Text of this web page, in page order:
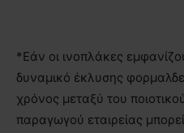
*Εάν οι ινοπλάκες
δυναμικό έκλυσης
χρόνος μεταξύ του
παραγωγού εταιρείας